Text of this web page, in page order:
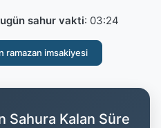
sahur vakti: 03:24
ramazan imsakiyesi
Sahura Kalan Süre